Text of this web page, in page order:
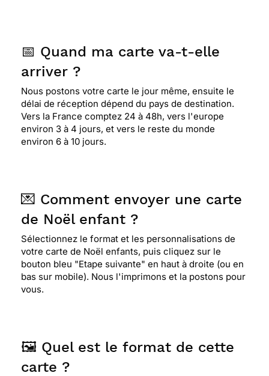
📅 Quand ma carte va-t-elle
arriver ?
Nous postons votre carte le jour même, ensuite le
délai de réception dépend du pays de destination.
Vers la France comptez 24 à 48h, vers l'europe
environ 3 à 4 jours, et vers le reste du monde
environ 6 à 10 jours.
💌 Comment envoyer une carte
de Noël enfant ?
Sélectionnez le format et les personnalisations de
votre carte de Noël enfants, puis cliquez sur le
bouton bleu "Etape suivante" en haut à droite (ou en
bas sur mobile). Nous l'imprimons et la postons pour
vous.
🖼️ Quel est le format de cette
carte ?